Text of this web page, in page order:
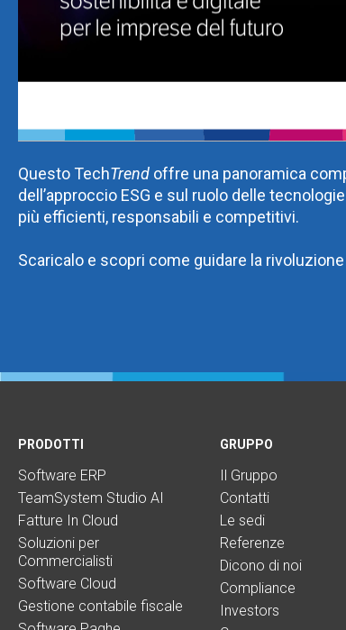
Questo TechTrend offre una panoramica
dell’approccio ESG e sul ruolo delle
più efficienti, responsabili e competitivi.
Scaricalo e scopri come guidare la rivoluzione
PRODOTTI
Software ERP
TeamSystem Studio AI
Fatture In Cloud
Soluzioni per
Commercialisti
Software Cloud
Gestione contabile fiscale
GRUPPO
Il Gruppo
Contatti
Le sedi
Referenze
Dicono di noi
Compliance
Investors